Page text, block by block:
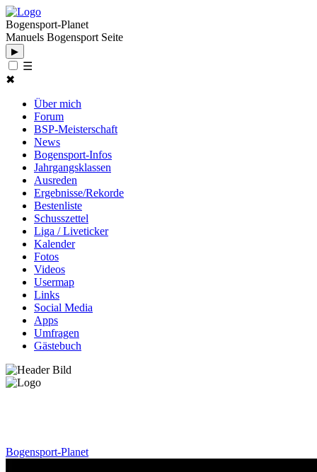
Bogensport-Planet
Manuels Bogensport Seite
▶
☰
✖
Über mich
Forum
BSP-Meisterschaft
News
Bogensport-Infos
Jahrgangsklassen
Ausreden
Ergebnisse/Rekorde
Bestenliste
Schusszettel
Liga / Liveticker
Kalender
Fotos
Videos
Usermap
Links
Social Media
Apps
Umfragen
Gästebuch
Bogensport-Planet